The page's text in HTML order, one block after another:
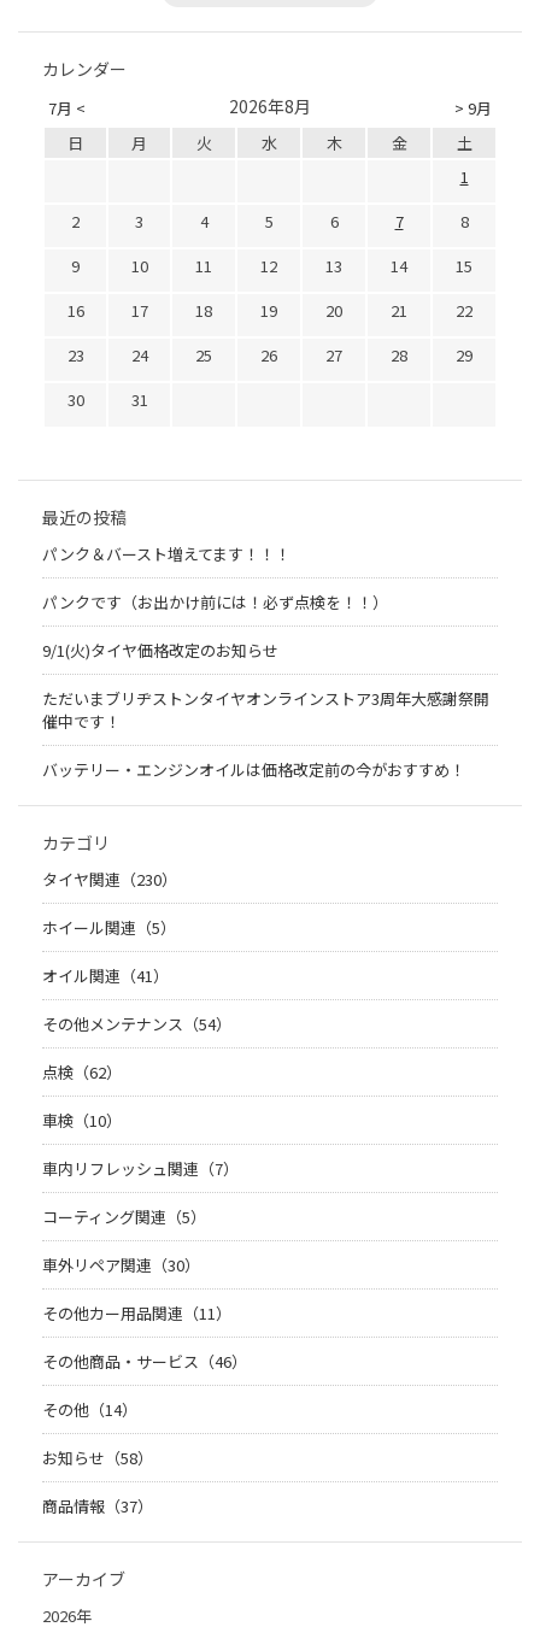
カレンダー
7月 < > 9月
2026年8月
日 月 火 水 木 金
土
1
2
3 4 5 6 7
8
9
10 11 12 13 14
15
16
17 18 19 20 21
22
23
24 25 26 27 28
29
30
31
最近の投稿
パンク＆バースト増えてます！！！
パンクです（お出かけ前には！必ず点検を！！）
9/1(火)タイヤ価格改定のお知らせ
ただいまブリヂストンタイヤオンラインストア3周年大感謝祭開
催中です！
バッテリー・エンジンオイルは価格改定前の今がおすすめ！
カテゴリ
タイヤ関連（230）
ホイール関連（5）
オイル関連（41）
その他メンテナンス（54）
点検（62）
車検（10）
車内リフレッシュ関連（7）
コーティング関連（5）
車外リペア関連（30）
その他カー用品関連（11）
その他商品・サービス（46）
その他（14）
お知らせ（58）
商品情報（37）
アーカイブ
2026年